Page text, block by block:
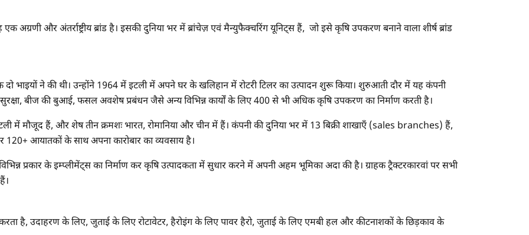
एक अग्रणी और अंतर्राष्ट्रीय ब्रांड है। इसकी दुनिया भर में ब्रांचेज़ एवं मैन्युफैक्चरिंग यूनिट्स हैं, जो इसे कृषि उपकरण बनाने वाला शीर्ष ब्रांड
दो भाइयों ने की थी। उन्होंने 1964 में इटली में अपने घर के खलिहान में रोटरी टिलर का उत्पादन शुरू किया। शुरुआती दौर में यह कंपनी
बीज की बुआई, फसल अवशेष प्रबंधन जैसे अन्य विभिन्न कार्यों के लिए 400 से भी अधिक कृषि उपकरण का निर्माण करती है।
में मौजूद हैं, और शेष तीन क्रमशः भारत, रोमानिया और चीन में हैं। कंपनी की दुनिया भर में 13 बिक्री शाखाएँ (sales branches) हैं,
आयातकों के साथ अपना कारोबार का व्यवसाय है।
प्रकार के इम्प्लीमेंट्स का निर्माण कर कृषि उत्पादकता में सुधार करने में अपनी अहम भूमिका अदा की है। ग्राहक ट्रैक्टरकारवां पर सभी
करता है, उदाहरण के लिए, जुताई के लिए रोटावेटर, हैरोइंग के लिए पावर हैरो, जुताई के लिए एमबी हल और कीटनाशकों के छिड़काव के